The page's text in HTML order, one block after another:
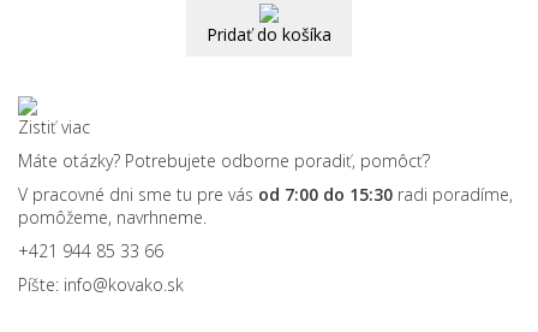
Pridať do košíka
Zistiť viac
Máte otázky? Potrebujete odborne poradiť, pomôcť?
V pracovné dni sme tu pre vás od 7:00 do 15:30 radi poradíme,
pomôžeme, navrhneme.
+421 944 85 33 66
Píšte: info@kovako.sk